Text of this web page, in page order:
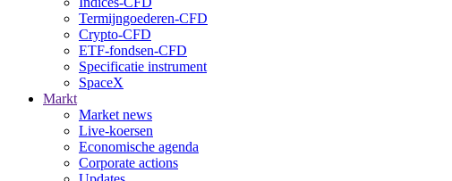
Termijngoederen-CFD
Crypto-CFD
ETF-fondsen-CFD
Specificatie instrument
SpaceX
Markt
Market news
Live-koersen
Economische agenda
Corporate actions